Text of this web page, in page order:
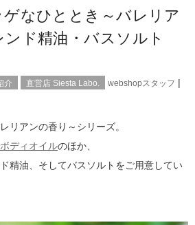
ゲなひととき～バレリア
ンド精油・バスソルト
介 直営店 Siesta Labo. webshopスタッフ |
リアンの香り～シリーズ。
ディオイルのほか、
精油、そしてバスソルトをご用意してい